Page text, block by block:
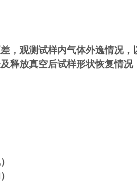
，观测试样内气体外逸情况
释放真空后试样形状恢复情况